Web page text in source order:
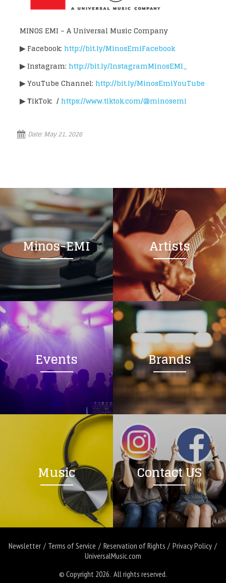
MINOS EMI – A Universal Music Company
▶Facebook: http://bit.ly/MinosEmiFacebook
▶Instagram: http://bit.ly/InstagramMinosEMI_
▶YouTube Channel: http://bit.ly/MinosEmiYouTube
▶ΤikTok: / https://www.tiktok.com/@minosemi
Date:May 21, 2026
Minos-EMI Artists
Events Brands
Music Contact US
Newsletter Terms of Service Reservation of Rights
Privacy Policy
UniversalMusic.com
© Copyright 2026. All rights reserved.